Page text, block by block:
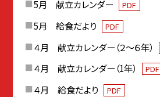
5月 献立カレンダー PDF
5月 給食だより PDF
４月 献立カレンダー（２～６年）
４月 献立カレンダー（1年） PDF
４月 給食だより PDF